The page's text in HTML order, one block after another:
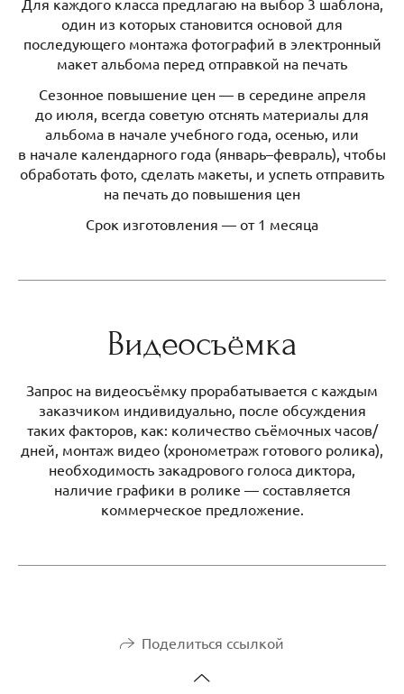
Для каждого класса предлагаю на выбор 3 шаблона,
один из которых становится основой для
последующего монтажа фотографий в электронный
макет альбома перед отправкой на печать
Сезонное повышение цен — в середине апреля
до июля, всегда советую отснять материалы для
альбома в начале учебного года, осенью, или
в начале календарного года (январь–февраль), чтобы
обработать фото, сделать макеты, и успеть отправить
на печать до повышения цен
Срок изготовления — от 1 месяца
Видеосъёмка
Запрос на видеосъёмку прорабатывается с каждым
заказчиком индивидуально, после обсуждения
таких факторов, как: количество съёмочных часов/
дней, монтаж видео (хронометраж готового ролика),
необходимость закадрового голоса диктора,
наличие графики в ролике — составляется
коммерческое предложение.
Поделиться ссылкой